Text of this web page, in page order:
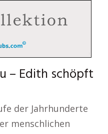
– Edith schöpft
der Jahrhunderte
menschlichen